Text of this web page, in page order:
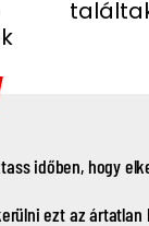
időben, hogy
ezt az ártatlan